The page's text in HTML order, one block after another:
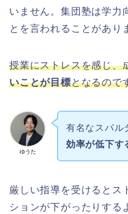
いません。集団塾は学力
とを言われることがあり
授業にストレスを感じ、
いことが目標となるので
ゆうた
有名なスパル
効率が低下す
厳しい指導を受けるとス
ションが下がったりする